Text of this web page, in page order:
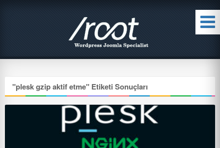
"plesk gzip aktif etme" Etiketi Sonuçları